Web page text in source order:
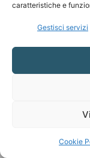
caratteristiche e
Gestisci servizi
Cookie